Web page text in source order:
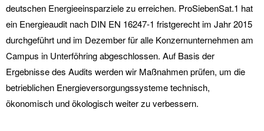
deutschen Energieeinsparziele zu erreichen. ProSiebenSat.1 hat
ein Energieaudit nach DIN EN 16247-1 fristgerecht im Jahr 2015
durchgeführt und im Dezember für alle Konzernunternehmen am
Campus in Unterföhring abgeschlossen. Auf Basis der
Ergebnisse des Audits werden wir Maßnahmen prüfen, um die
betrieblichen Energieversorgungssysteme technisch,
ökonomisch und ökologisch weiter zu verbessern.